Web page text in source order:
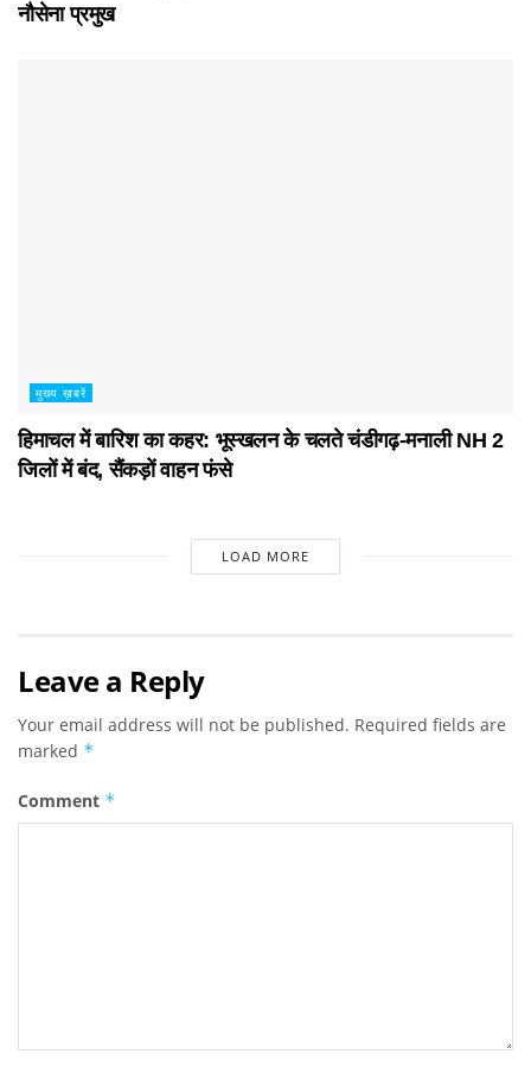
नौसेना प्रमुख
मुख्य ख़बरें
हिमाचल में बारिश का कहर: भूस्खलन के चलते चंडीगढ़-मनाली NH 2
जिलों में बंद, सैंकड़ों वाहन फंसे
LOAD MORE
Leave a Reply
Your email address will not be published. Required fields are
marked *
Comment *